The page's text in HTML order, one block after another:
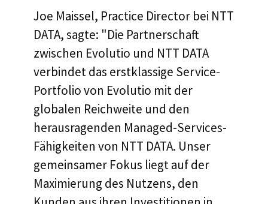
Joe Maissel, Practice Director bei NTT
DATA, sagte: "Die Partnerschaft
zwischen Evolutio und NTT DATA
verbindet das erstklassige Service-
Portfolio von Evolutio mit der
globalen Reichweite und den
herausragenden Managed-Services-
Fähigkeiten von NTT DATA. Unser
gemeinsamer Fokus liegt auf der
Maximierung des Nutzens, den